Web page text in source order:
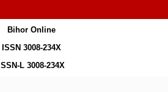
Bihor Online
ISSN 3008-234X
ISSN-L 3008-234X